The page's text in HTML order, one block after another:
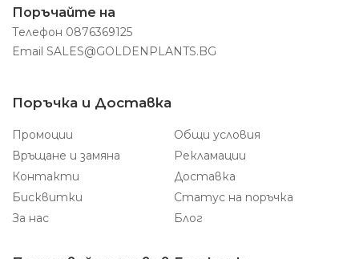
Поръчайте на
Телефон 0876369125
Email SALES@GOLDENPLANTS.BG
Поръчка и Доставка
Промоции
Общи условия
Връщане и замяна
Рекламации
Контакти
Доставка
Бисквитки
Статус на поръчка
За нас
Блог